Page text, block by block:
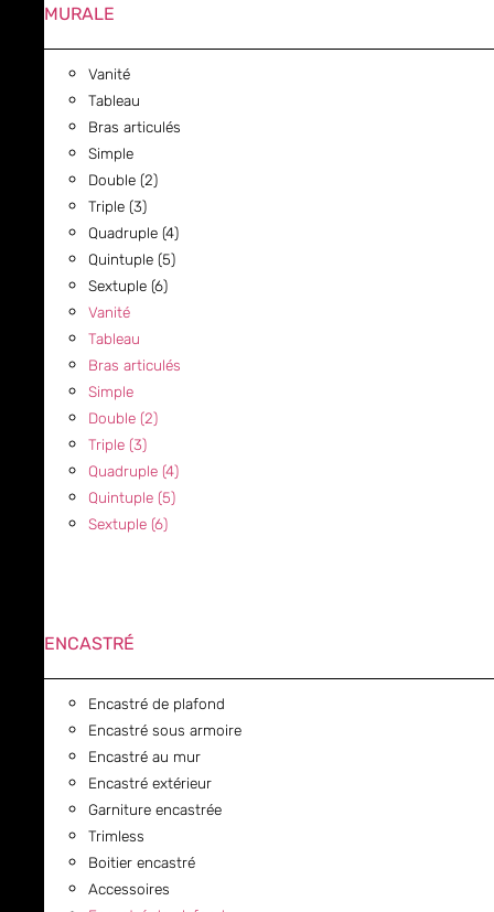
MURALE
Vanité
Tableau
Bras articulés
Simple
Double (2)
Triple (3)
Quadruple (4)
Quintuple (5)
Sextuple (6)
Vanité
Tableau
Bras articulés
Simple
Double (2)
Triple (3)
Quadruple (4)
Quintuple (5)
Sextuple (6)
ENCASTRÉ
Encastré de plafond
Encastré sous armoire
Encastré au mur
Encastré extérieur
Garniture encastrée
Trimless
Boitier encastré
Accessoires